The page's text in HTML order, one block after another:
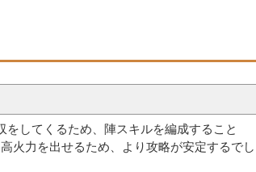
をしてくるため、陣スキルを編成すること
火力を出せるため、より攻略が安定するでし